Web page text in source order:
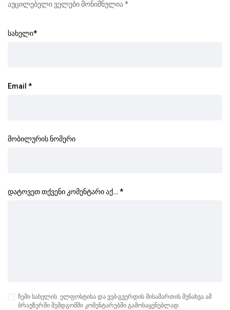
აუცილებელი ველები მონიშნულია*
სახელი*
Email *
მობილურის ნომერი
დატოვეთ თქვენი კომენტარი აქ… *
ჩემი სახელის. ელფოსტისა და ვებ-გვერდის მისამართის შენახვა ამ
ბრაუზერში შემდგომში კომენტარებში გამოსაყენებლად.